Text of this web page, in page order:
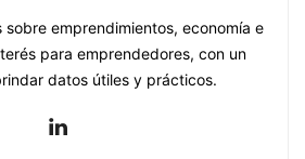
emprendimientos, economía e
para emprendedores, con un
datos útiles y prácticos.